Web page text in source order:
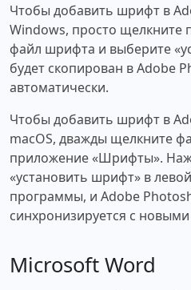
Чтобы добавить шрифт в
Windows, просто
файл шрифта и выберите
будет скопирован в Adobe
автоматически.
Чтобы добавить шрифт в
macOS, дважды щелкните
приложение «Шрифты».
«установить шрифт» в
программы, и Adobe
синхронизируется с
Microsoft Word